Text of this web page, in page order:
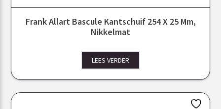
Frank Allart Bascule Kantschuif 254 X 25 Mm,
Nikkelmat
LEES VERDER